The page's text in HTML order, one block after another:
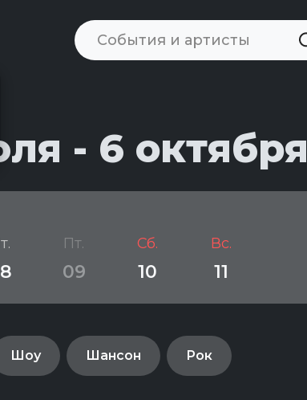
- 6 октября
Пт.
09
Сб.
10
Вс.
11
Шоу Шансон Рок